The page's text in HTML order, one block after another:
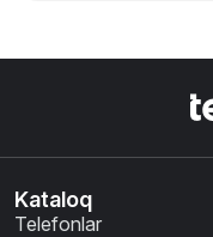
Kataloq
Telefonlar